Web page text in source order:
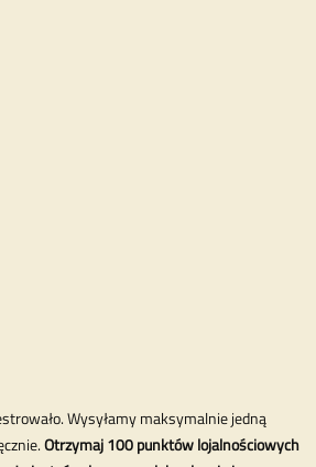
Wysyłamy maksymalnie jedną
Otrzymaj 100 punktów lojalnościowych